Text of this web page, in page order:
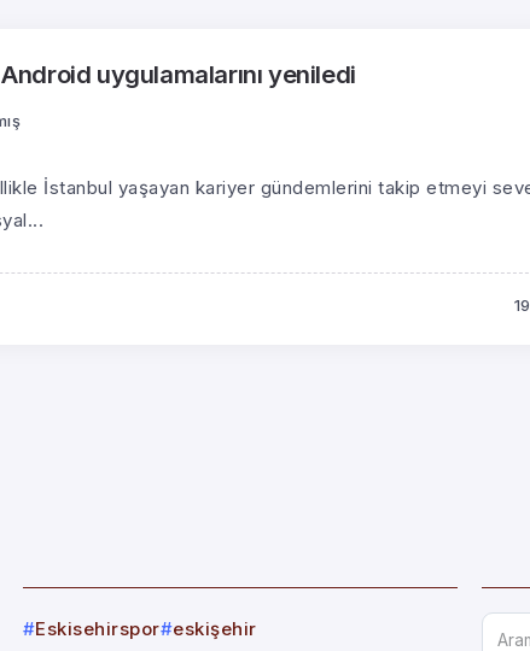
uygulamalarını yeniledi
İstanbul yaşayan kariyer gündemlerini takip etmeyi
Eskisehirspor
eskişehir